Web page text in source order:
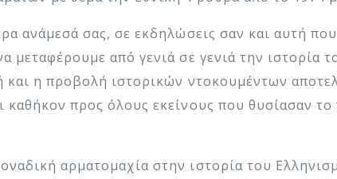
ανάμεσά σας, σε εκδηλώσεις σαν και αυτή
μεταφέρουμε από γενιά σε γενιά την ιστορία
η προβολή ιστορικών ντοκουμέντων
προς όλους εκείνους που θυσίασαν το
αρματομαχία στην ιστορία του